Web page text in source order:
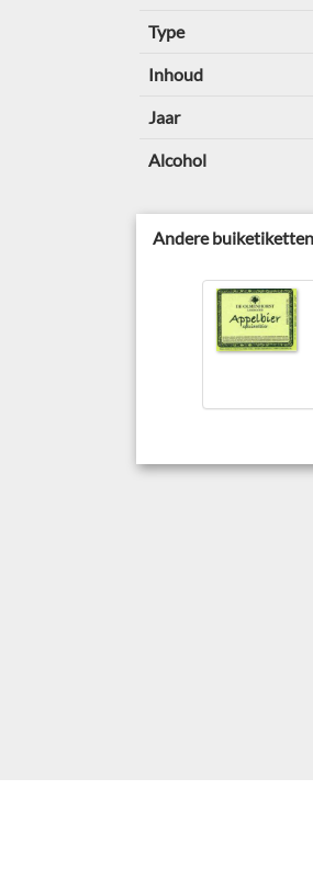
Type
Inhoud
Jaar
Alcohol
Andere